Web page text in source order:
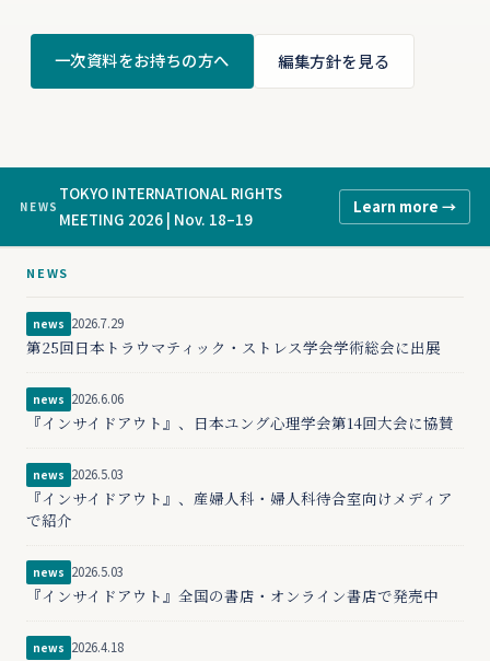
一次資料をお持ちの方へ 編集方針を見る
NEWS
TOKYO INTERNATIONAL RIGHTS
MEETING 2026 | Nov. 18–19
Learn more →
NEWS
news 2026.7.29
第25回日本トラウマティック・ストレス学会学術総会に出展
news 2026.6.06
『インサイドアウト』、日本ユング心理学会第14回大会に協賛
news 2026.5.03
『インサイドアウト』、産婦人科・婦人科待合室向けメディア
で紹介
news 2026.5.03
『インサイドアウト』全国の書店・オンライン書店で発売中
news 2026.4.18